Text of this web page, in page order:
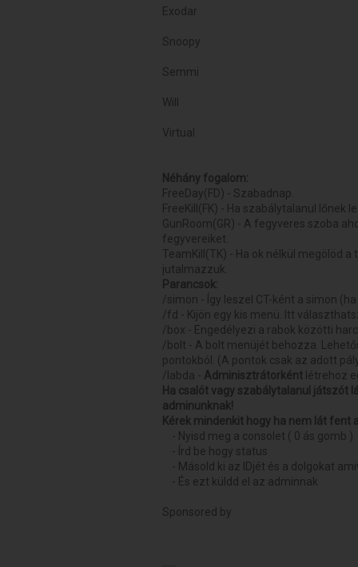
Exodar
Snoopy
Semmi
Will
Virtual
Néhány fogalom:
FreeDay(FD) - Szabadnap.
FreeKill(FK) - Ha szabálytalanul lőnek
GunRoom(GR) - A fegyveres szoba
fegyvereiket.
TeamKill(TK) - Ha ok nélkül megölöd
jutalmazzuk.
Parancsok:
/simon - Így leszel CT-ként a simon
/fd - Kijön egy kis menü. Itt
/box - Engedélyezi a rabok közötti
/bolt - A bolt menüjét behozza.
pontokból. (A pontok csak az adott
/labda - Adminisztrátorként létrehoz
Ha csalót vagy szabálytalanul játszót
adminunknak!
Kérek mindenkit hogy ha nem lát fent
- Nyisd meg a consolet ( 0 ás gomb )
- Írd be hogy status
- Másold ki az IDjét és a dolgokat
- És ezt küldd el az adminnak
Sponsored by